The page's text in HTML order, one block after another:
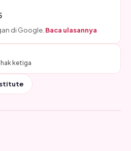
di Google. Baca ulasannya
ketiga